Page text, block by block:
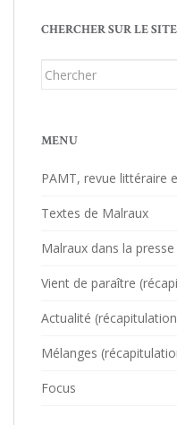
CHERCHER SUR LE SITE
Chercher...
MENU
PAMT, revue littéraire
Textes de Malraux
Malraux dans la presse
Vient de paraître
Actualité
Mélanges
Focus